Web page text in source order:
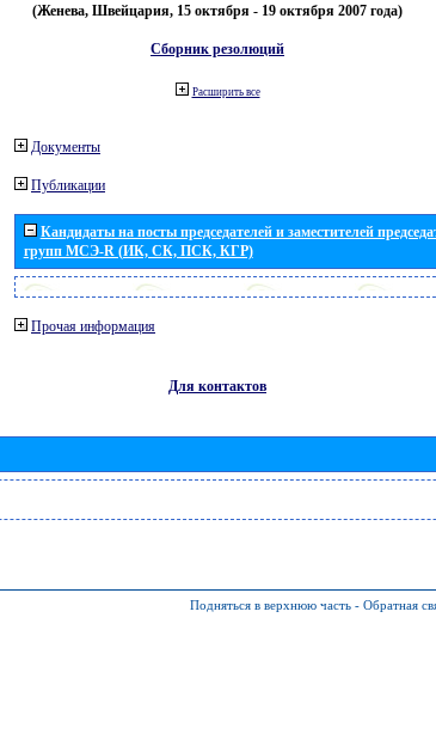
(Женева, Швейцария, 15 октября - 19 октября 2007 года)
Сборник резолюций
Расширить все
Документы
Публикации
Кандидаты на посты председателей и заместителей
групп МСЭ-R (ИК, СК, ПСК, КГР)
Прочая информация
Для контактов
Подняться в верхнюю часть - Обратная